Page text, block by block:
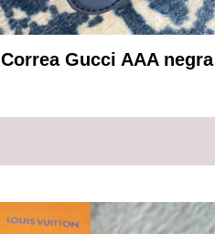
Correa Gucci AAA negra